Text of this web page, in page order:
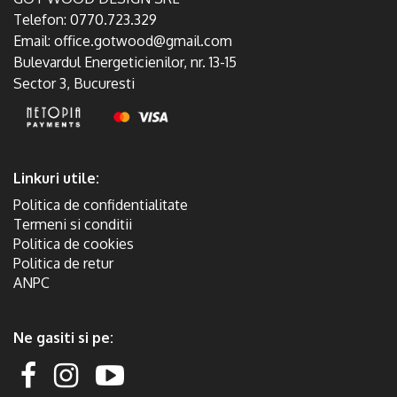
Telefon: 0770.723.329
Email: office.gotwood@gmail.com
Bulevardul Energeticienilor, nr. 13-15
Sector 3, Bucuresti
Linkuri utile:
Politica de confidentialitate
Termeni si conditii
Politica de cookies
Politica de retur
ANPC
Ne gasiti si pe: